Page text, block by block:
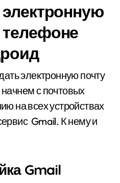
электронную
телефоне
электронную почту
с почтовых
на всех устройствах
Gmail. К нему и
Gmail